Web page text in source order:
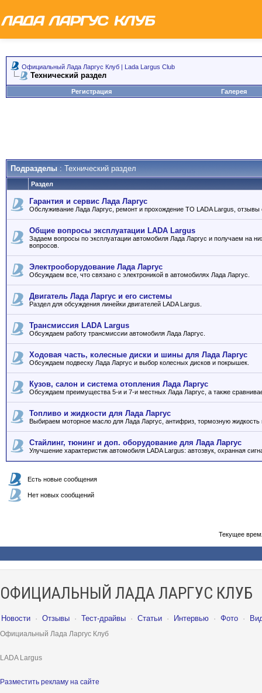
Официальный Лада Ларгус Клуб | Lada Largus Club
Технический раздел
Регистрация Галерея
Подразделы : Технический раздел
Раздел
Гарантия и сервис Лада Ларгус
Обслуживание Лада Ларгус, ремонт и прохождение ТО LADA Largus,
Общие вопросы эксплуатации LADA Largus
Задаем вопросы по эксплуатации автомобиля Лада Ларгус и получаем на
вопросов.
Электрооборудование Лада Ларгус
Обсуждаем все, что связано с электроникой в автомобилях Лада Ларгус.
Двигатель Лада Ларгус и его системы
Раздел для обсуждения линейки двигателей LADA Largus.
Трансмиссия LADA Largus
Обсуждаем работу трансмиссии автомобиля Лада Ларгус.
Ходовая часть, колесные диски и шины для Лада Ларгус
Обсуждаем подвеску Лада Ларгус и выбор колесных дисков и покрышек.
Кузов, салон и система отопления Лада Ларгус
Обсуждаем преимущества 5-и и 7-и местных Лада Ларгус, а также
Топливо и жидкости для Лада Ларгус
Выбираем моторное масло для Лада Ларгус, антифриз, тормозную жидкость
Стайлинг, тюнинг и доп. оборудование для Лада Ларгус
Улучшение характеристик автомобиля LADA Largus: автозвук, охранная
Есть новые сообщения
Нет новых сообщений
Текущее
ОФИЦИАЛЬНЫЙ ЛАДА ЛАРГУС КЛУБ
Новости · Отзывы · Тест-драйвы · Статьи · Интервью · Фото ·
Официальный Лада Ларгус Клуб
LADA Largus
Разместить рекламу на сайте